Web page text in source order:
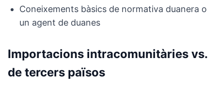
Coneixements bàsics de normativa duanera o
un agent de duanes
Importacions intracomunitàries vs.
de tercers països